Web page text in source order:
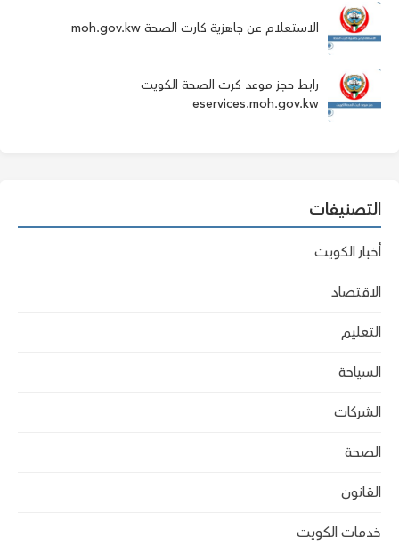
الاستعلام عن جاهزية كارت الصحة moh.gov.kw
رابط حجز موعد كرت الصحة الكويت
eservices.moh.gov.kw
التصنيفات
أخبار الكويت
الاقتصاد
التعليم
السياحة
الشركات
الصحة
القانون
خدمات الكويت